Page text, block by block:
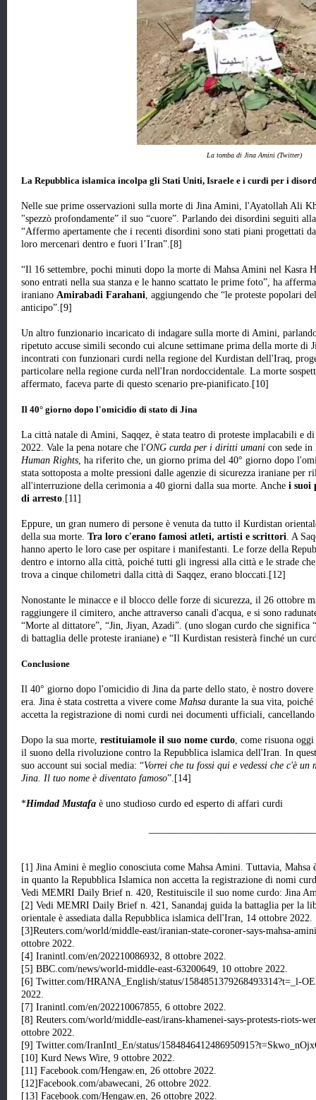
La tomba di Jina Amini (Twitter)
La Repubblica islamica incolpa gli Stati Uniti, Israele e i curdi per i
Nelle sue prime osservazioni sulla morte di Jina Amini, l'Ayatollah Ali
"spezzò profondamente” il suo “cuore”. Parlando dei disordini seguiti
“Affermo apertamente che i recenti disordini sono stati piani progettati
loro mercenari dentro e fuori l’Iran”.[8]
“Il 16 settembre, pochi minuti dopo la morte di Mahsa Amini nel Kasra
sono entrati nella sua stanza e le hanno scattato le prime foto”, ha
iraniano Amirabadi Farahani, aggiungendo che “le proteste popolari
anticipo”.[9]
Un altro funzionario incaricato di indagare sulla morte di Amini,
ripetuto accuse simili secondo cui alcune settimane prima della morte di
incontrati con funzionari curdi nella regione del Kurdistan dell'Iraq,
particolare nella regione curda nell'Iran nordoccidentale. La morte
affermato, faceva parte di questo scenario pre-pianificato.[10]
Il 40° giorno dopo l'omicidio di stato di Jina
La città natale di Amini, Saqqez, è stata teatro di proteste implacabili e
2022. Vale la pena notare che l'ONG curda per i diritti umani con sede
Human Rights, ha riferito che, un giorno prima del 40° giorno dopo
stata sottoposta a molte pressioni dalle agenzie di sicurezza iraniane per
all'interruzione della cerimonia a 40 giorni dalla sua morte. Anche i suoi
di arresto.[11]
Eppure, un gran numero di persone è venuta da tutto il Kurdistan
della sua morte. Tra loro c'erano famosi atleti, artisti e scrittori. A
hanno aperto le loro case per ospitare i manifestanti. Le forze della
dentro e intorno alla città, poiché tutti gli ingressi alla città e le strade
trova a cinque chilometri dalla città di Saqqez, erano bloccati.[12]
Nonostante le minacce e il blocco delle forze di sicurezza, il 26 ottobre
raggiungere il cimitero, anche attraverso canali d'acqua, e si sono
“Morte al dittatore”, “Jin, Jiyan, Azadi”. (uno slogan curdo che significa “
di battaglia delle proteste iraniane) e “Il Kurdistan resisterà finché un
Conclusione
Il 40° giorno dopo l'omicidio di Jina da parte dello stato, è nostro
era. Jina è stata costretta a vivere come Mahsa durante la sua vita,
accetta la registrazione di nomi curdi nei documenti ufficiali,
Dopo la sua morte, restituiamole il suo nome curdo, come risuona
il suono della rivoluzione contro la Repubblica islamica dell'Iran. In
suo account sui social media: “Vorrei che tu fossi qui e vedessi che c'è
Jina. Il tuo nome è diventato famoso”.[14]
*Himdad Mustafa è uno studioso curdo ed esperto di affari curdi
[1] Jina Amini è meglio conosciuta come Mahsa Amini. Tuttavia, Mahsa
in quanto la Repubblica Islamica non accetta la registrazione di nomi
Vedi MEMRI Daily Brief n. 420, Restituiscile il suo nome curdo: Jina
[2] Vedi MEMRI Daily Brief n. 421, Sanandaj guida la battaglia per la
orientale è assediata dalla Repubblica islamica dell'Iran, 14 ottobre 2022.
[3]Reuters.com/world/middle-east/iranian-state-coroner-says-mahsa-
ottobre 2022.
[4] Iranintl.com/en/202210086932, 8 ottobre 2022.
[5] BBC.com/news/world-middle-east-63200649, 10 ottobre 2022.
[6] Twitter.com/HRANA_English/status/1584851379268493314?t=_l-
2022.
[7] Iranintl.com/en/202210067855, 6 ottobre 2022.
[8] Reuters.com/world/middle-east/irans-khamenei-says-protests-riots-
ottobre 2022.
[9] Twitter.com/IranIntl_En/status/
[10] Kurd News Wire, 9 ottobre 2022.
[11] Facebook.com/Hengaw.en, 26 ottobre 2022.
[12]Facebook.com/abawecani, 26 ottobre 2022.
[13] Facebook.com/Hengaw.en, 26 ottobre 2022.